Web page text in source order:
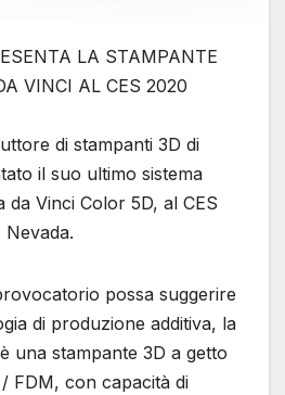
LA STAMPANTE
VINCI AL CES 2020
di stampanti 3D di
il suo ultimo sistema
Vinci Color 5D, al CES
Nevada.
possa suggerire
di produzione additiva, la
una stampante 3D a getto
FDM, con capacità di